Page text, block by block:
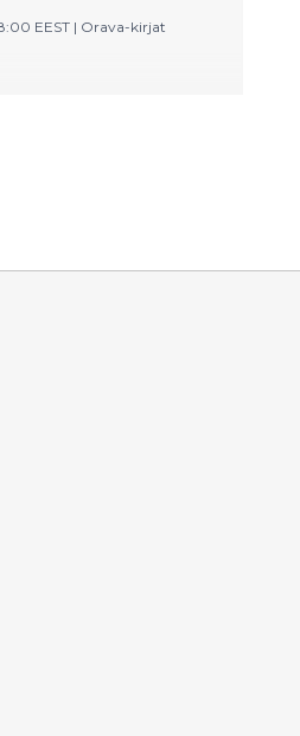
EEST | Orava-kirjat